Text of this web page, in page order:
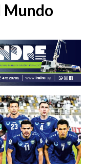
Mundo